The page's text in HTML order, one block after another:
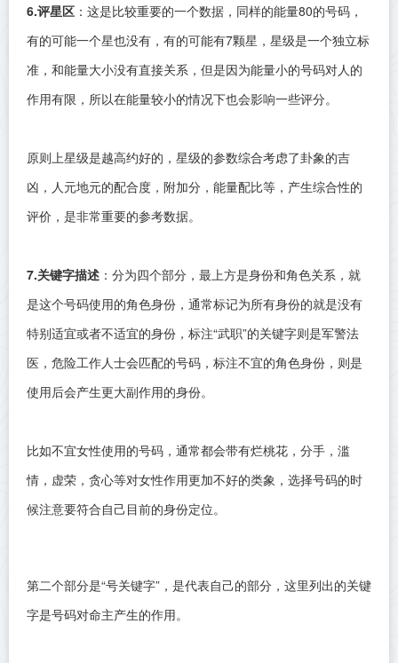
6.评星区 ：这是比较重要的一个数据，同样的能量80的号码，
有的可能一个星也没有，有的可能有7颗星，星级是一个独立标
准，和能量大小没有直接关系，但是因为能量小的号码对人的
作用有限，所以在能量较小的情况下也会影响一些评分。
原则上星级是越高约好的，星级的参数综合考虑了卦象的吉
凶，人元地元的配合度，附加分，能量配比等，产生综合性的
评价，是非常重要的参考数据。
7.关键字描述 ：分为四个部分，最上方是身份和角色关系，就
是这个号码使用的角色身份，通常标记为所有身份的就是没有
特别适宜或者不适宜的身份，标注“武职”的关键字则是军警法
医，危险工作人士会匹配的号码，标注不宜的角色身份，则是
使用后会产生更大副作用的身份。
比如不宜女性使用的号码，通常都会带有烂桃花，分手，滥
情，虚荣，贪心等对女性作用更加不好的类象，选择号码的时
候注意要符合自己目前的身份定位。
第二个部分是“号关键字”，是代表自己的部分，这里列出的关键
字是号码对命主产生的作用。